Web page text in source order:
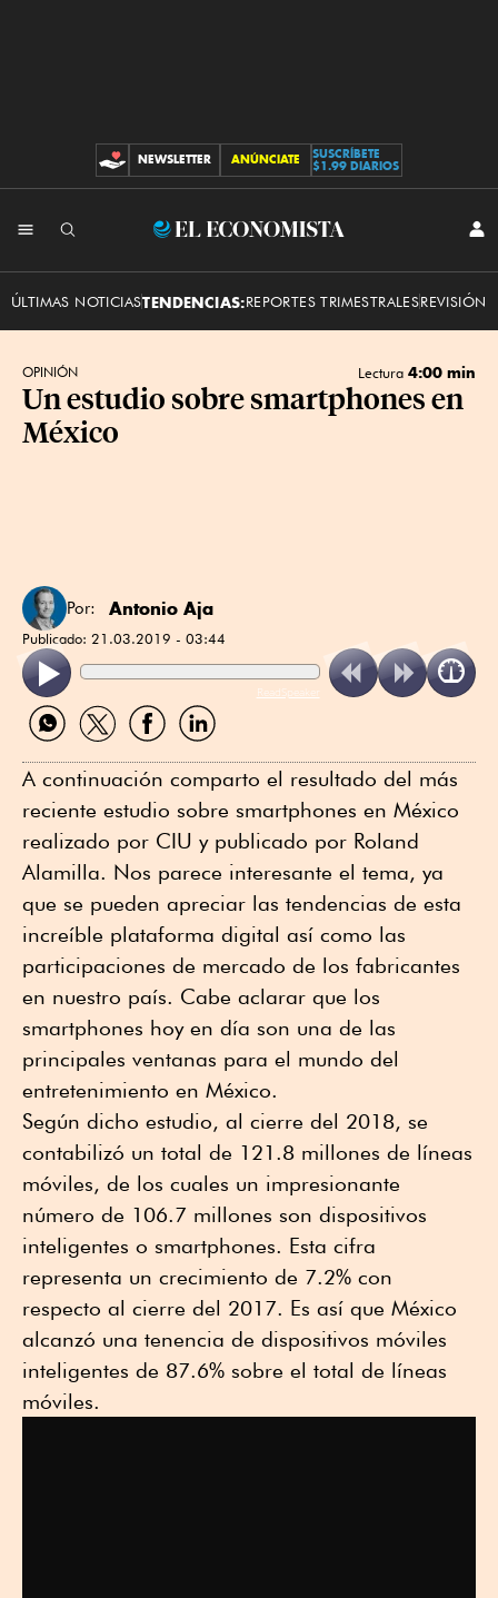
CONTRIBUCIONES
NEWSLETTER ANÚNCIATE
SUSCRÍBETE
$1.99 DIARIOS
El
ÚLTIMAS NOTICIASTENDENCIAS:REPORTES TRIMESTRALESREVISIÓN
OPINIÓN Lectura 4:00 min
Un estudio sobre smartphones en
México
Por: Antonio Aja
Publicado: 21.03.2019 - 03:44
ReadSpeaker
Compartir
por
Compartir
por
Compartir
por
Compartir
por
A continuación comparto el resultado del más
reciente estudio sobre smartphones en México
realizado por CIU y publicado por Roland
Alamilla. Nos parece interesante el tema, ya
que se pueden apreciar las tendencias de esta
increíble plataforma digital así como las
participaciones de mercado de los fabricantes
en nuestro país. Cabe aclarar que los
smartphones hoy en día son una de las
principales ventanas para el mundo del
entretenimiento en México.
Según dicho estudio, al cierre del 2018, se
contabilizó un total de 121.8 millones de líneas
móviles, de los cuales un impresionante
número de 106.7 millones son dispositivos
inteligentes o smartphones. Esta cifra
representa un crecimiento de 7.2% con
respecto al cierre del 2017. Es así que México
alcanzó una tenencia de dispositivos móviles
inteligentes de 87.6% sobre el total de líneas
móviles.